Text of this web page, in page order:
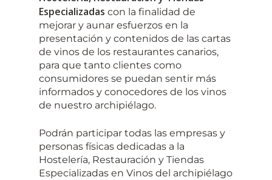
Especializadas con la finalidad de
mejorar y aunar esfuerzos en la
presentación y contenidos de las cartas
de vinos de los restaurantes canarios,
para que tanto clientes como
consumidores se puedan sentir más
informados y conocedores de los vinos
de nuestro archipiélago.
Podrán participar todas las empresas y
personas físicas dedicadas a la
Hostelería, Restauración y Tiendas
Especializadas en Vinos del archipiélago